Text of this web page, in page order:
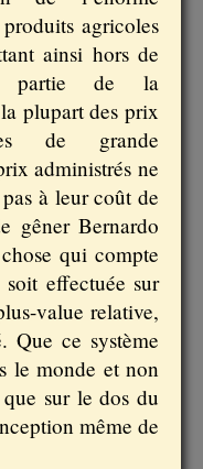
agricoles
ainsi hors de
partie de la
plupart des prix
de grande
administrés ne
à leur coût de
gêner Bernardo
qui compte
effectuée sur
value relative,
Que ce système
le monde et non
que sur le dos du
même de